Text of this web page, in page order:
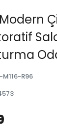
M116-R96